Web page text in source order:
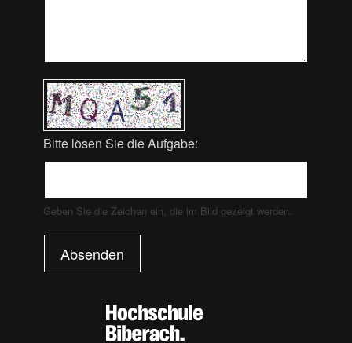
Bitte lösen Sie die Aufgabe:
Geben Sie die Zeichen ein, die im Bild gezeigt werden.
Absenden